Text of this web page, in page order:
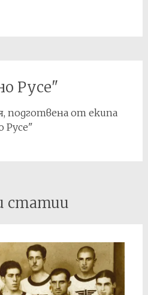
Русе"
подготвена от екипа
Русе"
статии